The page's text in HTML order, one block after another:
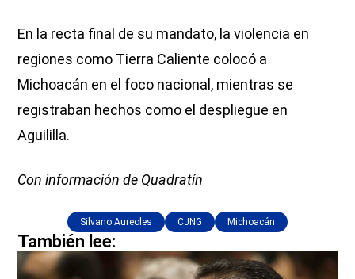
En la recta final de su mandato, la violencia en
regiones como Tierra Caliente colocó a
Michoacán en el foco nacional, mientras se
registraban hechos como el despliegue en
Aguililla.
Con información de Quadratín
Silvano Aureoles CJNG Michoacán
También lee: